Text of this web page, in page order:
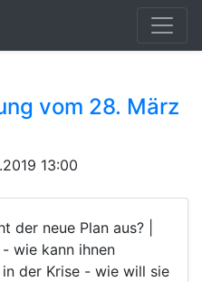
vom 28. März
13:00
der neue Plan aus? |
wie kann ihnen
der Krise - wie will sie